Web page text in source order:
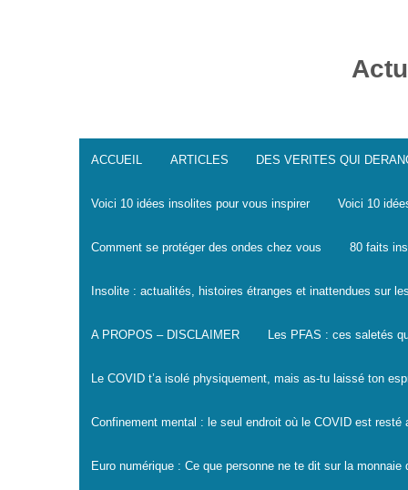
ACCUEIL ARTICLES DES VERITES QUI
Voici 10 idées insolites pour vous inspirer Voici 10
Comment se protéger des ondes chez vous 80 faits
Insolite : actualités, histoires étranges et inattendues sur
A PROPOS – DISCLAIMER Les PFAS : ces saletés
Le COVID t’a isolé physiquement, mais as-tu laissé ton
Confinement mental : le seul endroit où le COVID est resté
Euro numérique : Ce que personne ne te dit sur la monnaie